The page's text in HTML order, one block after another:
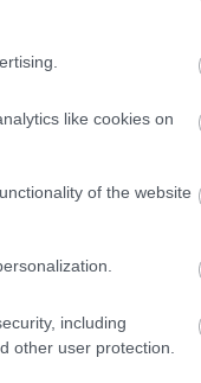
like cookies on
of the website
including
other user protection.
ja vastausta
nämä asiat